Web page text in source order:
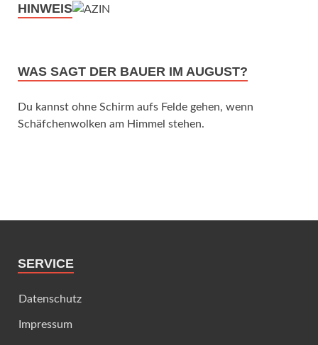
HINWEIS
WAS SAGT DER BAUER IM AUGUST?
Du kannst ohne Schirm aufs Felde gehen, wenn
Schäfchenwolken am Himmel stehen.
SERVICE
Datenschutz
Impressum